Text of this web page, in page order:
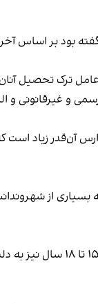
عامل ترک ‌تحصیل
و غیر‌قانونی و
آن‌قدر زیاد است
از
از سوی دیگر طبق آمار وزارت آموزش و پرورش، در سال ۱۴۰۱